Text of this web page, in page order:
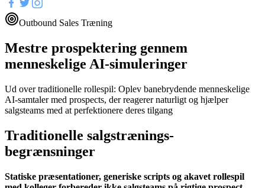
Outbound Sales Træning
Mestre prospektering gennem
menneskelige AI-simuleringer
Ud over traditionelle rollespil: Oplev banebrydende menneskelige
AI-samtaler med prospects, der reagerer naturligt og hjælper
salgsteams med at perfektionere deres tilgang
Traditionelle salgstrænings-
begrænsninger
Statiske præsentationer, generiske scripts og akavet rollespil